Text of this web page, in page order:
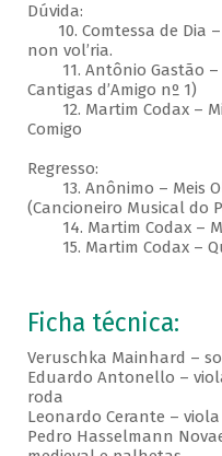
Dúvida:
10. Comtessa de Dia –
non vol’ria.
11. Antônio Gastão –
Cantigas d’Amigo nº 1)
12. Martim Codax –
Comigo
Regresso:
13. Anônimo – Meis
(Cancioneiro Musical do
14. Martim Codax –
15. Martim Codax –
Ficha técnica:
Veruschka Mainhard –
Eduardo Antonello –
roda
Leonardo Cerante –
Pedro Hasselmann